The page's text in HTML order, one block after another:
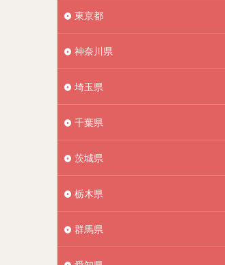
東京都
神奈川県
埼玉県
千葉県
茨城県
栃木県
群馬県